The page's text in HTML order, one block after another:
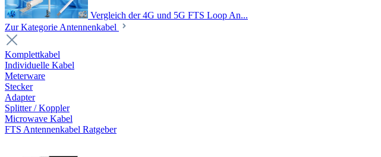
Vergleich der 4G und 5G FTS Loop An...
Zur Kategorie Antennenkabel
Komplettkabel
Individuelle Kabel
Meterware
Stecker
Adapter
Splitter / Koppler
Microwave Kabel
FTS Antennenkabel Ratgeber